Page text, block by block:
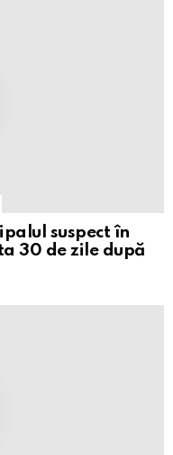
suspect în
30 de zile după